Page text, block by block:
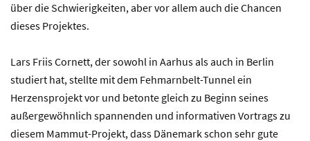
über die Schwierigkeiten, aber vor allem auch die Chancen
dieses Projektes.
Lars Friis Cornett, der sowohl in Aarhus als auch in Berlin
studiert hat, stellte mit dem Fehmarnbelt-Tunnel ein
Herzensprojekt vor und betonte gleich zu Beginn seines
außergewöhnlich spannenden und informativen Vortrags zu
diesem Mammut-Projekt, dass Dänemark schon sehr gute